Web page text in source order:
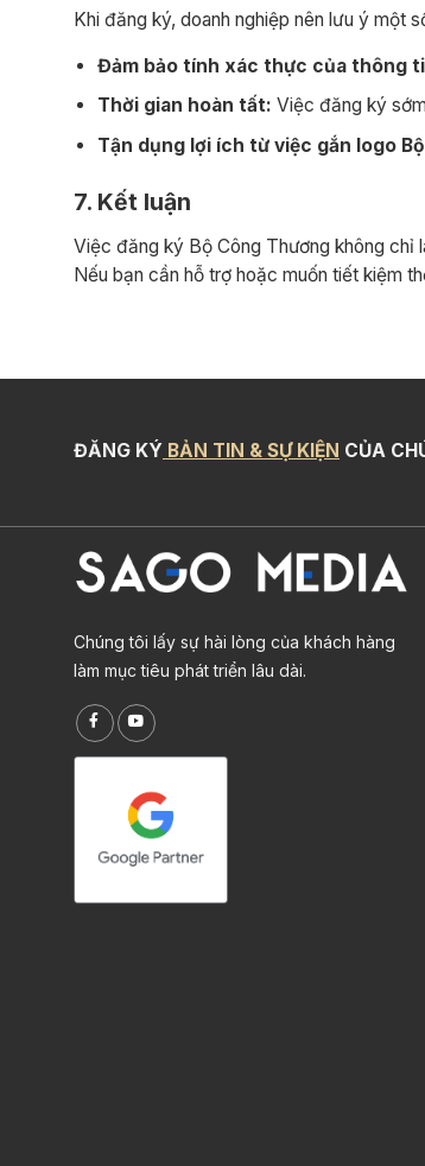
Khi đăng ký, doanh nghiệp nên lưu ý một
Đảm bảo tính xác thực của thông
Thời gian hoàn tất: Việc đăng ký
Tận dụng lợi ích từ việc gắn logo
7. Kết luận
Việc đăng ký Bộ Công Thương không chỉ
Nếu bạn cần hỗ trợ hoặc muốn tiết kiệm
ĐĂNG KÝ BẢN TIN & SỰ KIỆN CỦA
Chúng tôi lấy sự hài lòng của khách hàng
làm mục tiêu phát triển lâu dài.